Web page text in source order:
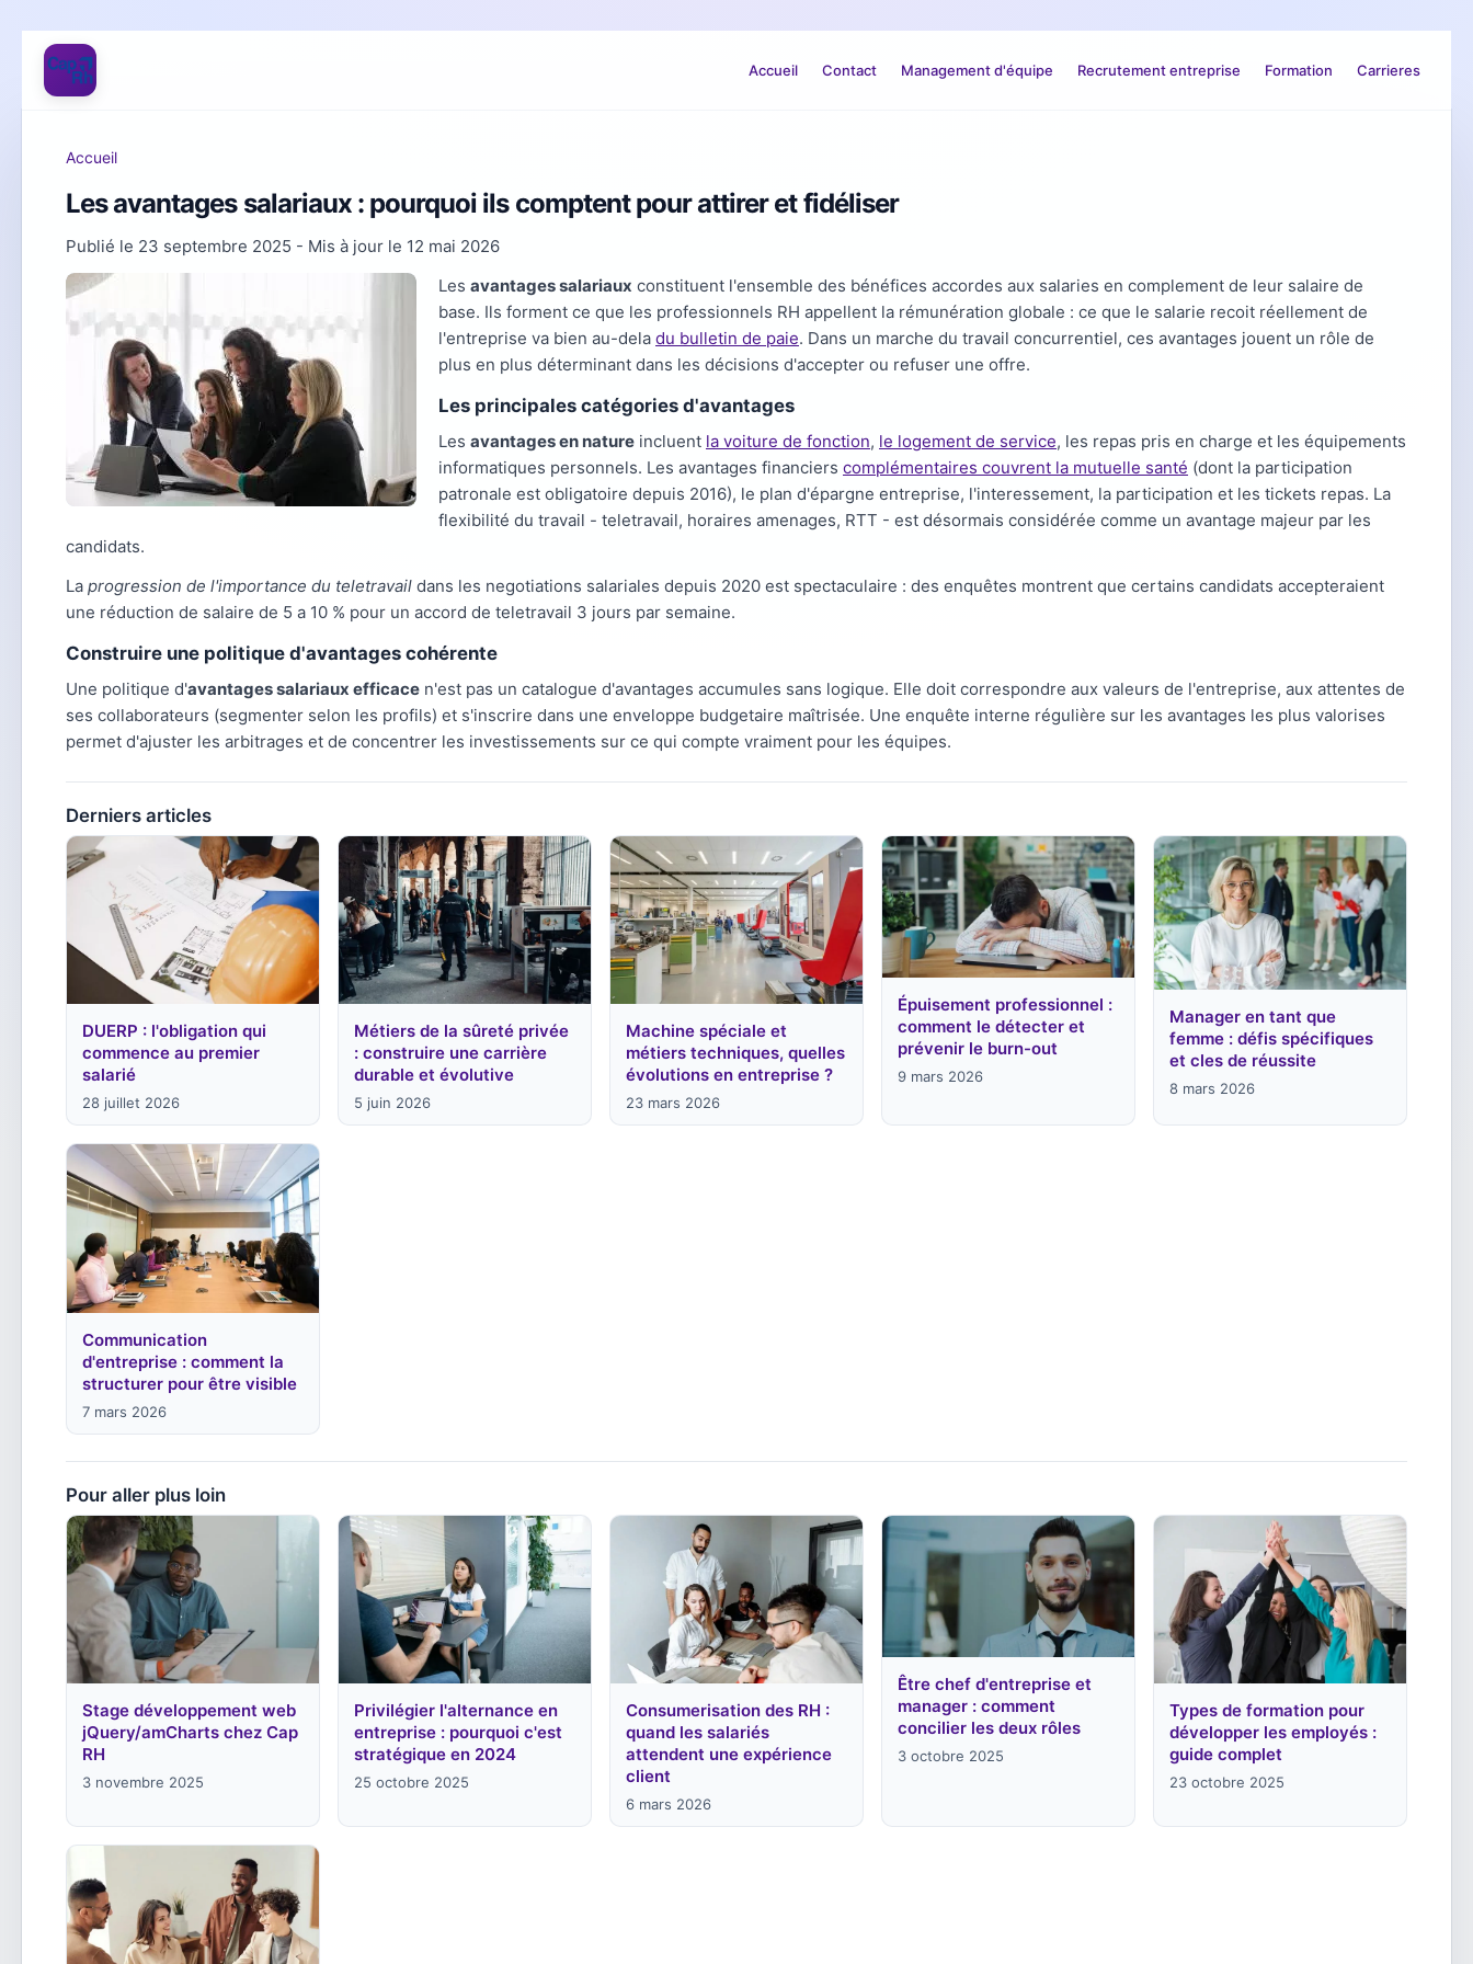
Accueil Contact Management d'équipe Recrutement entreprise Formation Carrieres
Accueil
Les avantages salariaux : pourquoi ils comptent pour attirer et fidéliser
Publié le 23 septembre 2025 - Mis à jour le 12 mai 2026
Les avantages salariaux constituent l'ensemble des bénéfices accordes aux salaries en complement de leur salaire de
base. Ils forment ce que les professionnels RH appellent la rémunération globale : ce que le salarie recoit réellement de
l'entreprise va bien au-dela du bulletin de paie. Dans un marche du travail concurrentiel, ces avantages jouent un rôle de
plus en plus déterminant dans les décisions d'accepter ou refuser une offre.
Les principales catégories d'avantages
Les avantages en nature incluent la voiture de fonction, le logement de service, les repas pris en charge et les équipements
informatiques personnels. Les avantages financiers complémentaires couvrent la mutuelle santé (dont la participation
patronale est obligatoire depuis 2016), le plan d'épargne entreprise, l'interessement, la participation et les tickets repas. La
flexibilité du travail - teletravail, horaires amenages, RTT - est désormais considérée comme un avantage majeur par les
candidats.
La progression de l'importance du teletravail dans les negotiations salariales depuis 2020 est spectaculaire : des enquêtes montrent que certains candidats accepteraient
une réduction de salaire de 5 a 10 % pour un accord de teletravail 3 jours par semaine.
Construire une politique d'avantages cohérente
Une politique d'avantages salariaux efficace n'est pas un catalogue d'avantages accumules sans logique. Elle doit correspondre aux valeurs de l'entreprise, aux attentes de
ses collaborateurs (segmenter selon les profils) et s'inscrire dans une enveloppe budgetaire maîtrisée. Une enquête interne régulière sur les avantages les plus valorises
permet d'ajuster les arbitrages et de concentrer les investissements sur ce qui compte vraiment pour les équipes.
Derniers articles
DUERP : l'obligation qui
commence au premier
salarié
28 juillet 2026
Métiers de la sûreté privée
: construire une carrière
durable et évolutive
5 juin 2026
Machine spéciale et
métiers techniques, quelles
évolutions en entreprise ?
23 mars 2026
Épuisement professionnel :
comment le détecter et
prévenir le burn-out
9 mars 2026
Manager en tant que
femme : défis spécifiques
et cles de réussite
8 mars 2026
Communication
d'entreprise : comment la
structurer pour être visible
7 mars 2026
Pour aller plus loin
Stage développement web
jQuery/amCharts chez Cap
RH
3 novembre 2025
Privilégier l'alternance en
entreprise : pourquoi c'est
stratégique en 2024
25 octobre 2025
Consumerisation des RH :
quand les salariés
attendent une expérience
client
6 mars 2026
Être chef d'entreprise et
manager : comment
concilier les deux rôles
3 octobre 2025
Types de formation pour
développer les employés :
guide complet
23 octobre 2025